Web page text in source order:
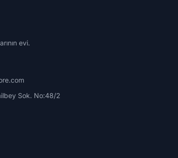
evi.
Sok. No:48/2